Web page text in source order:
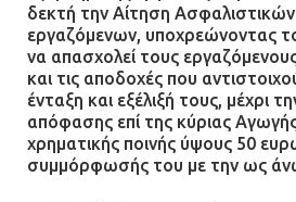
δεκτή την Αίτηση
εργαζόμενων, υποχρεώνοντας
να απασχολεί τους
και τις αποδοχές που
ένταξη και εξέλιξή τους, μέχρι
απόφασης επί της κύριας
χρηματικής ποινής ύψους 50
συμμόρφωσής του με την ως